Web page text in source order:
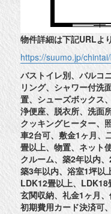
物件詳細は下記URLよ
https://suumo.jp/
バストイレ別、バルコ
リング、シャワー付洗
置、シューズボックス
浄便座、脱衣所、洗面
クッキングヒーター、
車2台可、敷金1ヶ月、
畳以上、物置、ネット
クルーム、築2年以内
築3年以内、浴室1坪以
LDK12畳以上、LDK18
玄関収納、礼金1ヶ月
初期費用カード決済可